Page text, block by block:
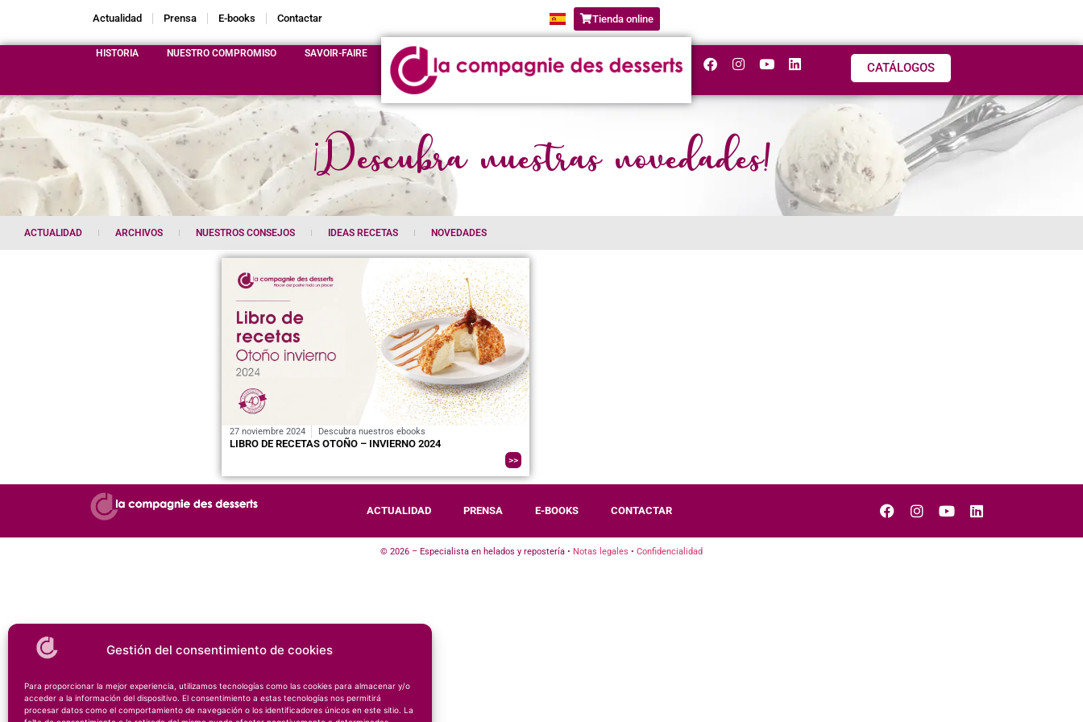
Gestión del consentimiento de cookies
Para proporcionar la mejor experiencia, utilizamos tecnologías como las cookies para almacenar y/o
acceder a la información del dispositivo. El consentimiento a estas tecnologías nos permitirá
procesar datos como el comportamiento de navegación o los identificadores únicos en este sitio. La
Actualidad Prensa E-books Contactar Tienda online
HISTORIA NUESTRO COMPROMISO SAVOIR-FAIRE
CATÁLOGOS
¡Descubra nuestras novedades!
ACTUALIDAD ARCHIVOS NUESTROS CONSEJOS IDEAS RECETAS NOVEDADES
27 noviembre 2024 Descubra nuestros ebooks
LIBRO DE RECETAS OTOÑO – INVIERNO 2024
>>
ACTUALIDAD PRENSA E-BOOKS CONTACTAR
© 2026 – Especialista en helados y repostería • Notas legales • Confidencialidad